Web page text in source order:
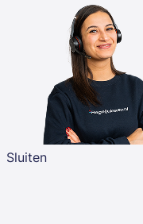
Sluiten